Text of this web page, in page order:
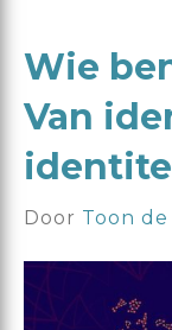
Wie
Van
Door Toon